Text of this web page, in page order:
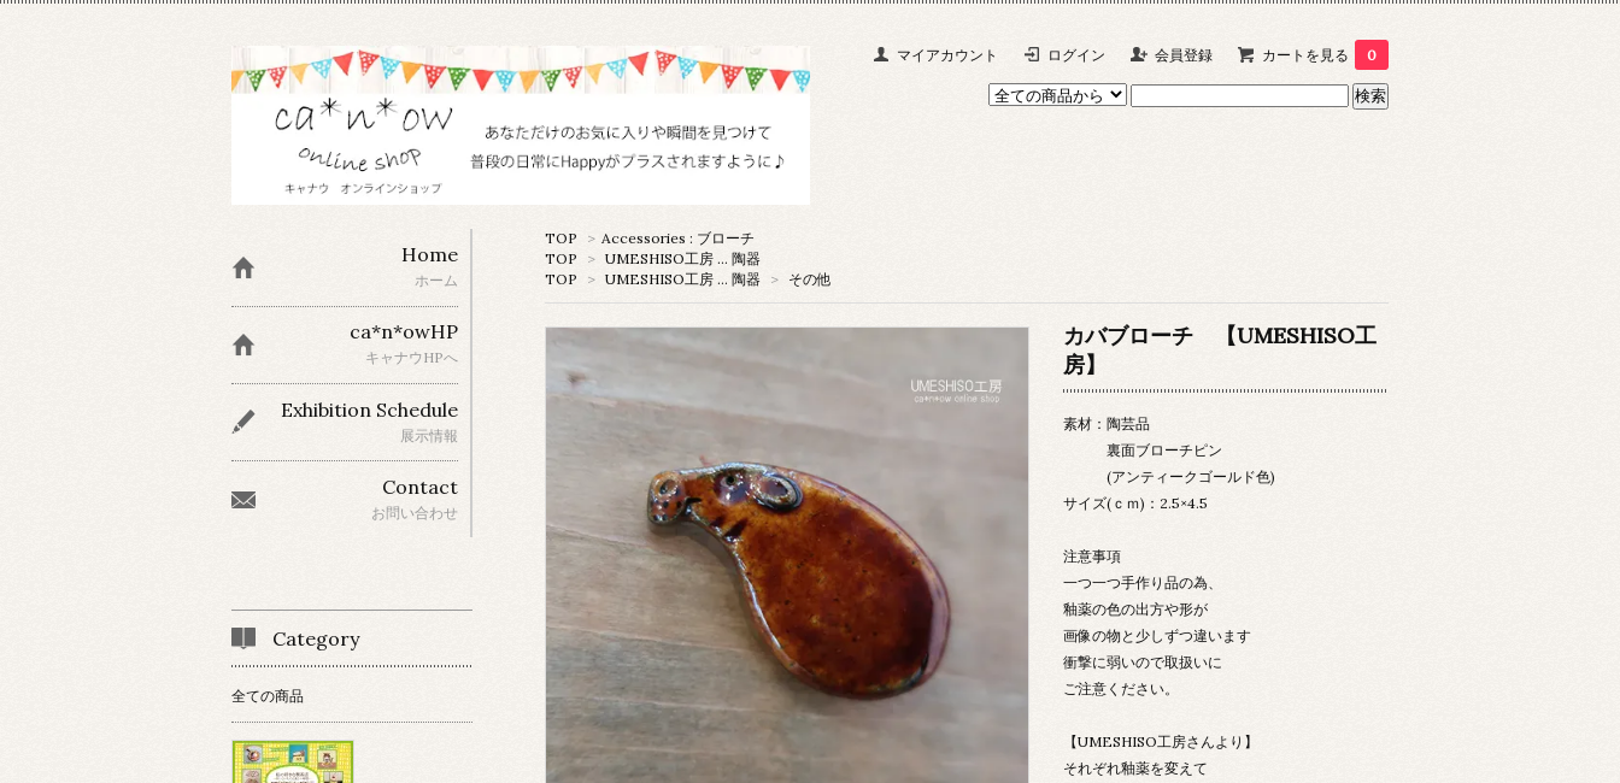
マイアカウント ログイン 会員登録 カートを見る 0
TOP > Accessories : ブローチ
TOP
> UMESHISO工房 … 陶器
TOP
> UMESHISO工房 … 陶器 > その他
カバブローチ 【UMESHISO工
房】
素材：陶芸品
裏面ブローチピン
(アンティークゴールド色)
サイズ(ｃｍ)：2.5×4.5
注意事項
一つ一つ手作り品の為、
釉薬の色の出方や形が
画像の物と少しずつ違います
衝撃に弱いので取扱いに
ご注意ください。
【UMESHISO工房さんより】
それぞれ釉薬を変えて
Home
ホーム
ca*n*owHP
キャナウHPへ
Exhibition Schedule
展示情報
Contact
お問い合わせ
Category
全ての商品